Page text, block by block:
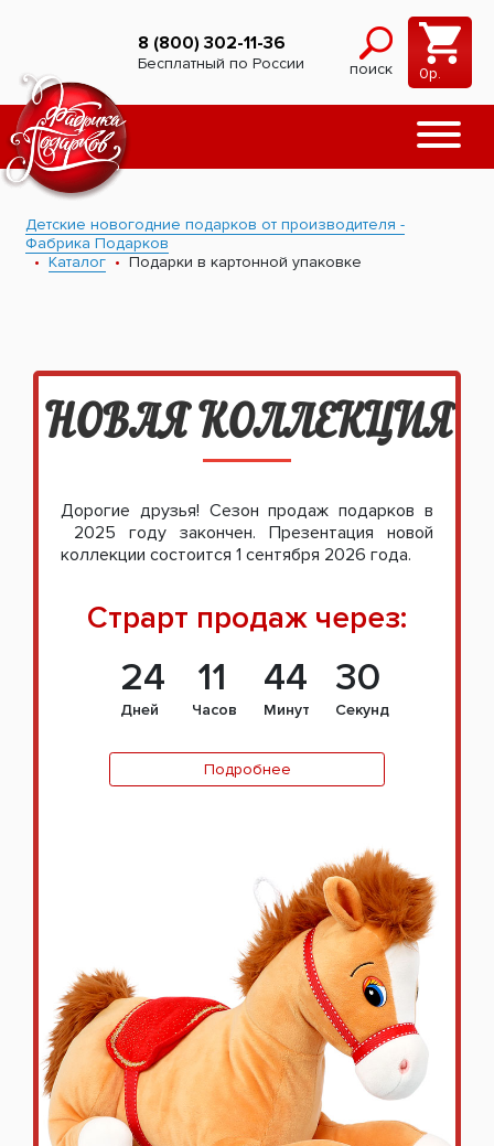
8 (800) 302-11-36
Бесплатный по России поиск 0р.
Детские новогодние подарков от производителя -
Фабрика Подарков
Каталог
Подарки в картонной упаковке
НОВАЯ КОЛЛЕКЦИЯ
Дорогие друзья! Сезон продаж подарков в
2025 году закончен. Презентация новой
коллекции состоится 1 сентября 2026 года.
Страрт продаж через:
24
Дней
11
Часов
44
Минут
29
Секунд
Подробнее